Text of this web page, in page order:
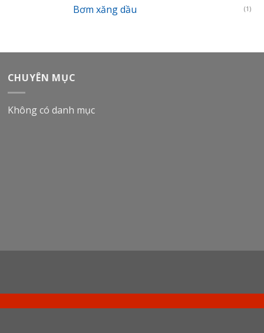
Bơm xăng dầu (1)
CHUYÊN MỤC
Không có danh mục